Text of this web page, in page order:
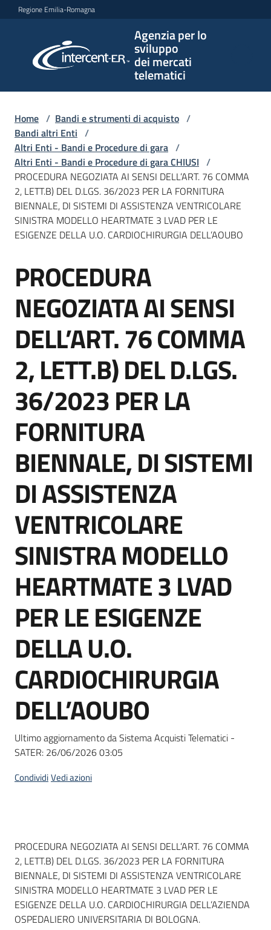
Vai al contenuto
Vai alla navigazione
Vai al footer
Regione Emilia-Romagna
Agenzia per lo
sviluppo
dei mercati
telematici
per lo
sviluppo
telematici
L'Agenzia
Bandi
e
di
acquisto
Supporto
Piattaforme
telematiche
English
site
Seguici
su
Home / Bandi e strumenti di acquisto /
Bandi altri Enti /
Altri Enti - Bandi e Procedure di gara /
Altri Enti - Bandi e Procedure di gara CHIUSI /
PROCEDURA NEGOZIATA AI SENSI DELL’ART. 76 COMMA
2, LETT.B) DEL D.LGS. 36/2023 PER LA FORNITURA
BIENNALE, DI SISTEMI DI ASSISTENZA VENTRICOLARE
SINISTRA MODELLO HEARTMATE 3 LVAD PER LE
ESIGENZE DELLA U.O. CARDIOCHIRURGIA DELL’AOUBO
Salta al contenuto
PROCEDURA
NEGOZIATA AI SENSI
DELL’ART. 76 COMMA
2, LETT.B) DEL D.LGS.
36/2023 PER LA
FORNITURA
BIENNALE, DI SISTEMI
DI ASSISTENZA
VENTRICOLARE
SINISTRA MODELLO
HEARTMATE 3 LVAD
PER LE ESIGENZE
DELLA U.O.
CARDIOCHIRURGIA
DELL’AOUBO
Ultimo aggiornamento da Sistema Acquisti Telematici -
SATER: 26/06/2026 03:05
CondividiVedi azioni
Dati del bando
PROCEDURA NEGOZIATA AI SENSI DELL’ART. 76 COMMA
2, LETT.B) DEL D.LGS. 36/2023 PER LA FORNITURA
BIENNALE, DI SISTEMI DI ASSISTENZA VENTRICOLARE
SINISTRA MODELLO HEARTMATE 3 LVAD PER LE
ESIGENZE DELLA U.O. CARDIOCHIRURGIA DELL’AZIENDA
OSPEDALIERO UNIVERSITARIA DI BOLOGNA.